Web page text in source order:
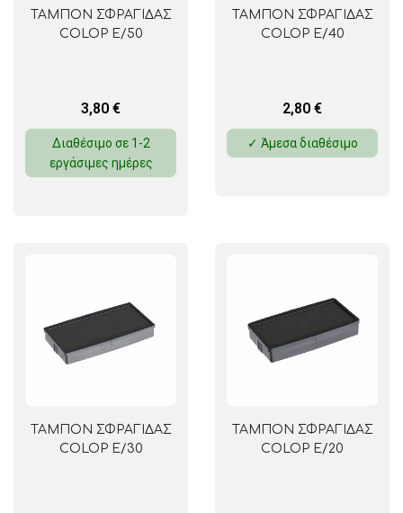
ΤΑΜΠΟΝ ΣΦΡΑΓΙΔΑΣ
COLOP E/50
3,80 €
Διαθέσιμο σε 1-2
εργάσιμες ημέρες
ΤΑΜΠΟΝ ΣΦΡΑΓΙΔΑΣ
COLOP E/40
2,80 €
✓ Άμεσα διαθέσιμο
ΤΑΜΠΟΝ ΣΦΡΑΓΙΔΑΣ
COLOP E/30
ΤΑΜΠΟΝ ΣΦΡΑΓΙΔΑΣ
COLOP E/20